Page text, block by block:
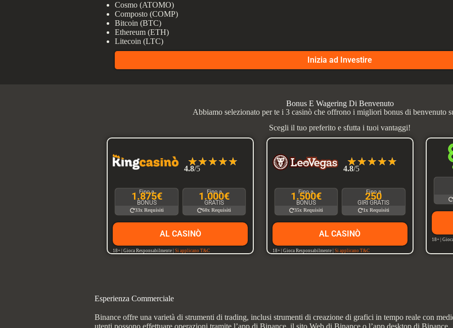
Cosmo (ATOMO)
Composto (COMP)
Bitcoin (BTC)
Ethereum (ETH)
Litecoin (LTC)
Inizia ad Investire
Bonus E Wagering Di Benvenuto
Abbiamo selezionato per te i 3 casinò che offrono i migliori bonus di benvenuto
Scegli il tuo preferito e sfutta i tuoi vantaggi!
☆☆☆☆☆
4.8/5
Fino a
1.875€
BONUS
33x Requisiti
Fino a
1.000€
GRATIS
60x Requisiti
AL CASINÒ
18+ | Gioca Responsabilmente |Si applicano T&C
☆☆☆☆☆
4.8/5
Fino a
1.500€
BONUS
35x Requisiti
Fino a
250
GIRI GRATIS
1x Requisiti
AL CASINÒ
18+ | Gioca Responsabilmente | Si applicano T&C
18+ |
Esperienza Commerciale
Binance offre una varietà di strumenti di trading, inclusi strumenti di creazione di grafici in tempo reale con
utenti possono effettuare operazioni tramite l’app di Binance, il sito Web di Binance o l’app desktop di Binance.